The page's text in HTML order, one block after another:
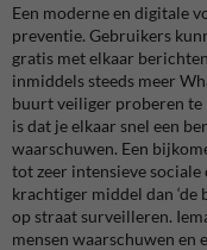
Een moderne en digitale
preventie. Gebruikers
gratis met elkaar
inmiddels steeds meer
buurt veiliger proberen te
is dat je elkaar snel een
waarschuwen. Een
tot zeer intensieve sociale
krachtiger middel dan
op straat surveilleren.
mensen waarschuwen en